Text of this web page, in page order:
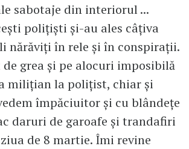
sabotaje din interiorul ...
polițiști și-au ales câțiva
nărăviți în rele și în conspirații.
de grea și pe alocuri imposibilă
milițian la polițist, chiar și
împăciuitor și cu blândețe
daruri de garoafe și trandafiri
de 8 martie. Îmi revine